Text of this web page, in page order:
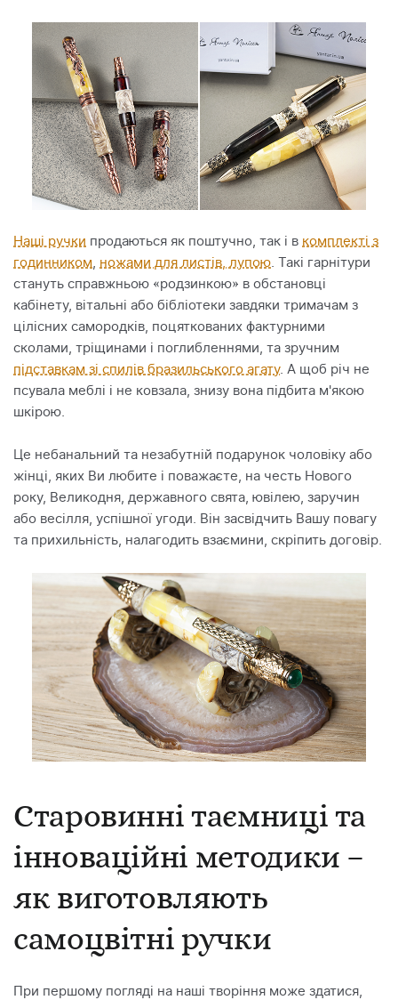
Наші ручки продаються як поштучно, так і в комплекті з
годинником, ножами для листів, лупою. Такі гарнітури
стануть справжньою «родзинкою» в обстановці
кабінету, вітальні або бібліотеки завдяки тримачам з
цілісних самородків, поцяткованих фактурними
сколами, тріщинами і поглибленнями, та зручним
підставкам зі спилів бразильського агату. А щоб річ не
псувала меблі і не ковзала, знизу вона підбита м'якою
шкірою.
Це небанальний та незабутній подарунок чоловіку або
жінці, яких Ви любите і поважаєте, на честь Нового
року, Великодня, державного свята, ювілею, заручин
або весілля, успішної угоди. Він засвідчить Вашу повагу
та прихильність, налагодить взаємини, скріпить договір.
Старовинні таємниці та
інноваційні методики –
як виготовляють
самоцвітні ручки
При першому погляді на наші творіння може здатися,